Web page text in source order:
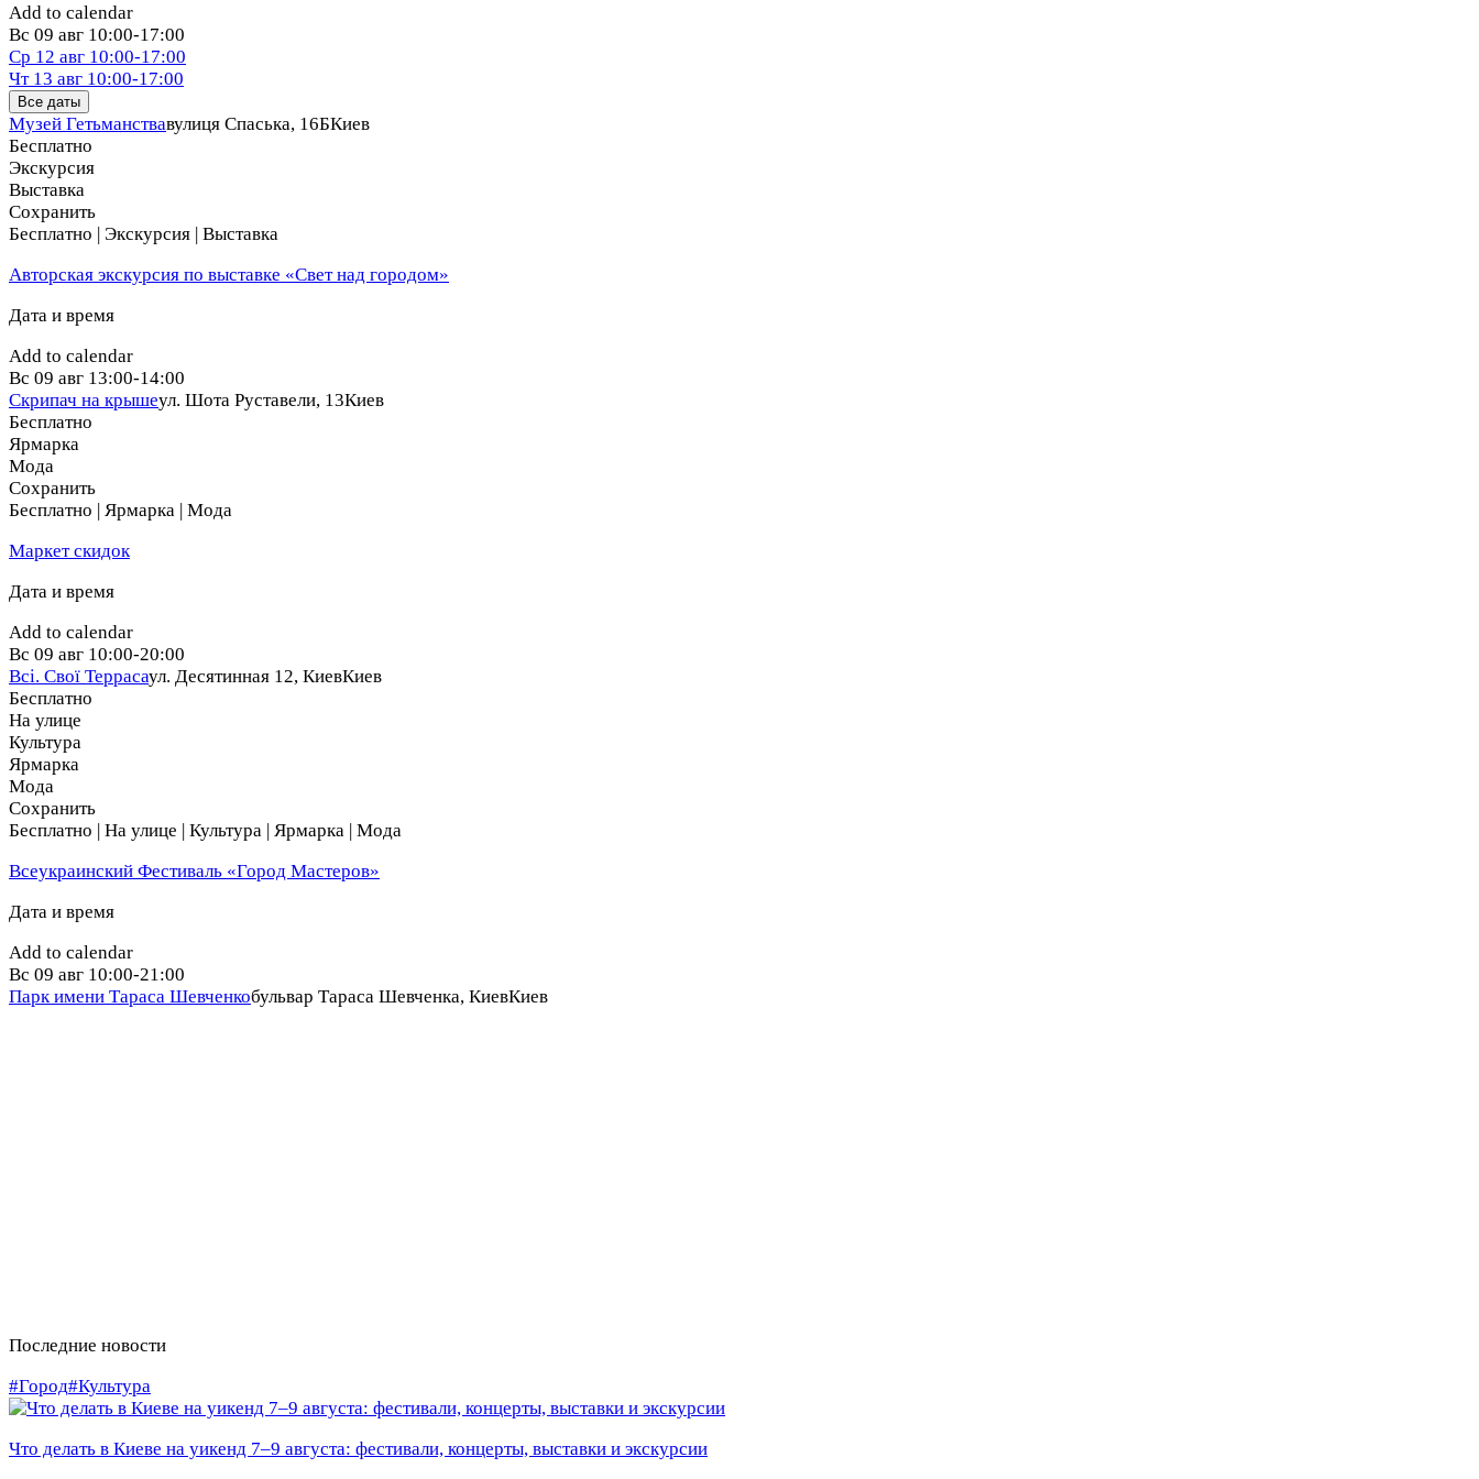
Add to calendar
Вс 09 авг 10:00-17:00
Ср 12 авг 10:00-17:00
Чт 13 авг 10:00-17:00
Все даты
Музей Гетьманствавулиця Спаська, 16БКиев
Бесплатно
Экскурсия
Выставка
Сохранить
Бесплатно | Экскурсия | Выставка
Авторская экскурсия по выставке «Свет над городом»
Дата и время
Add to calendar
Вс 09 авг 13:00-14:00
Скрипач на крышеул. Шота Руставели, 13Киев
Бесплатно
Ярмарка
Мода
Сохранить
Бесплатно | Ярмарка | Мода
Маркет скидок
Дата и время
Add to calendar
Вс 09 авг 10:00-20:00
Всі. Свої Террасаул. Десятинная 12, КиевКиев
Бесплатно
На улице
Культура
Ярмарка
Мода
Сохранить
Бесплатно | На улице | Культура | Ярмарка | Мода
Всеукраинский Фестиваль «Город Мастеров»
Дата и время
Add to calendar
Вс 09 авг 10:00-21:00
Парк имени Тараса Шевченкобульвар Тараса Шевченка, КиевКиев
Последние новости
#Город#Культура
Что делать в Киеве на уикенд 7–9 августа: фестивали, концерты, выставки и экскурсии